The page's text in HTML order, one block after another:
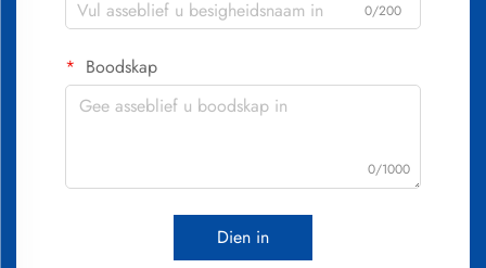
0/200
Boodskap
0/1000
Dien in